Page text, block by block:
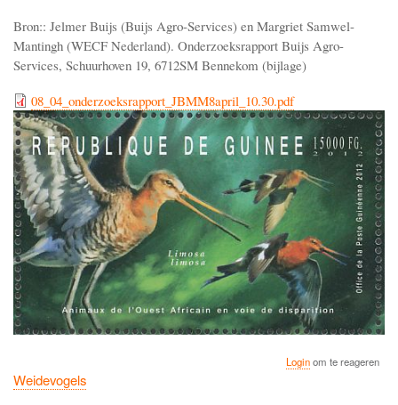
Bron:: Jelmer Buijs (Buijs Agro-Services) en Margriet Samwel-
Mantingh (WECF Nederland). Onderzoeksrapport Buijs Agro-
Services, Schuurhoven 19, 6712SM Bennekom (bijlage)
08_04_onderzoeksrapport_JBMM8april_10.30.pdf
Loginom te reageren
Weidevogels